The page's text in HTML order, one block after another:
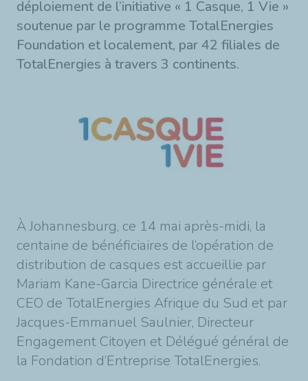
déploiement de l’initiative « 1 Casque, 1 Vie »
soutenue par le programme TotalEnergies
Foundation et localement, par 42 filiales de
TotalEnergies à travers 3 continents.
À Johannesburg, ce 14 mai après-midi, la
centaine de bénéficiaires de l’opération de
distribution de casques est accueillie par
Mariam Kane-Garcia Directrice générale et
CEO de TotalEnergies Afrique du Sud et par
Jacques-Emmanuel Saulnier, Directeur
Engagement Citoyen et Délégué général de
la Fondation d’Entreprise TotalEnergies.